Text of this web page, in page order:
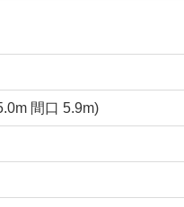
間口 5.9m)